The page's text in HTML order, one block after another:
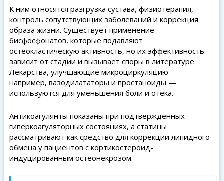
К ним относятся разгрузка сустава, физиотерапия,
контроль сопутствующих заболеваний и коррекция
образа жизни. Существует применение
бисфосфонатов, которые подавляют
остеокластическую активность, но их эффективность
зависит от стадии и вызывает споры в литературе.
Лекарства, улучшающие микроциркуляцию —
например, вазодилататоры и простаноиды —
используются для уменьшения боли и отёка.
Антикоагулянты показаны при подтверждённых
гиперкоагуляторных состояниях, а статины
рассматривают как средство для коррекции липидного
обмена у пациентов с кортикостероид-
индуцированным остеонекрозом.